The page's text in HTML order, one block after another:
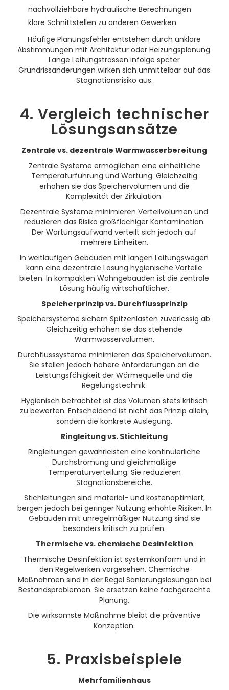
nachvollziehbare hydraulische Berechnungen
klare Schnittstellen zu anderen Gewerken
Häufige Planungsfehler entstehen durch unklare
Abstimmungen mit Architektur oder Heizungsplanung.
Lange Leitungstrassen infolge später
Grundrissänderungen wirken sich unmittelbar auf das
Stagnationsrisiko aus.
4. Vergleich technischer
Lösungsansätze
Zentrale vs. dezentrale Warmwasserbereitung
Zentrale Systeme ermöglichen eine einheitliche
Temperaturführung und Wartung. Gleichzeitig
erhöhen sie das Speichervolumen und die
Komplexität der Zirkulation.
Dezentrale Systeme minimieren Verteilvolumen und
reduzieren das Risiko großflächiger Kontamination.
Der Wartungsaufwand verteilt sich jedoch auf
mehrere Einheiten.
In weitläufigen Gebäuden mit langen Leitungswegen
kann eine dezentrale Lösung hygienische Vorteile
bieten. In kompakten Wohngebäuden ist die zentrale
Lösung häufig wirtschaftlicher.
Speicherprinzip vs. Durchflussprinzip
Speichersysteme sichern Spitzenlasten zuverlässig ab.
Gleichzeitig erhöhen sie das stehende
Warmwasservolumen.
Durchflusssysteme minimieren das Speichervolumen.
Sie stellen jedoch höhere Anforderungen an die
Leistungsfähigkeit der Wärmequelle und die
Regelungstechnik.
Hygienisch betrachtet ist das Volumen stets kritisch
zu bewerten. Entscheidend ist nicht das Prinzip allein,
sondern die konkrete Auslegung.
Ringleitung vs. Stichleitung
Ringleitungen gewährleisten eine kontinuierliche
Durchströmung und gleichmäßige
Temperaturverteilung. Sie reduzieren
Stagnationsbereiche.
Stichleitungen sind material- und kostenoptimiert,
bergen jedoch bei geringer Nutzung erhöhte Risiken. In
Gebäuden mit unregelmäßiger Nutzung sind sie
besonders kritisch zu prüfen.
Thermische vs. chemische Desinfektion
Thermische Desinfektion ist systemkonform und in
den Regelwerken vorgesehen. Chemische
Maßnahmen sind in der Regel Sanierungslösungen bei
Bestandsproblemen. Sie ersetzen keine fachgerechte
Planung.
Die wirksamste Maßnahme bleibt die präventive
Konzeption.
5. Praxisbeispiele
Mehrfamilienhaus